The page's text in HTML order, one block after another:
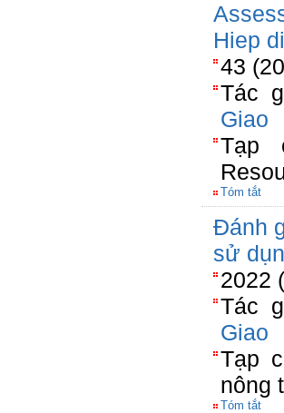
Hiep
43
Tác
Giao
Tạp
Tóm tắt
Đánh
sử
2022
Tác
Giao
Tạp
nông
Tóm tắt